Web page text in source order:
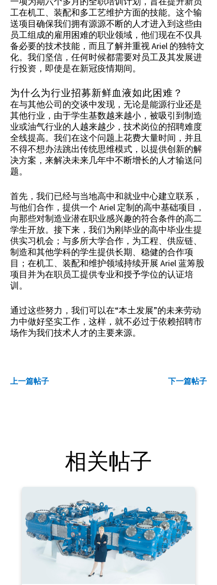
工在机工、装配和多工艺维护方面的技能。这个输
送项目确保我们拥有源源不断的人才进入到这些由
员工组成的雇用困难的职业领域，他们现在不仅具
备必要的技术技能，而且了解并重视 Ariel 的独特文
化。我们坚信，任何时候都需要对员工及其发展进
行投资，即使是在新冠疫情期间。
为什么为行业招募新鲜血液如此困难？
在与其他公司的交谈中发现，无论是能源行业还是
其他行业，由于学生基数越来越小，被吸引到制造
业或油气行业的人越来越少，技术岗位的招聘难度
全线提高。我们在这个问题上花费大量时间，并且
不得不想办法跳出传统思维模式，以提供创新的解
决方案，来解决未来几年中不断增长的人才输送问
题。
首先，我们已经与当地高中和就业中心建立联系，
与他们合作，提供一个 Ariel 定制的高中基础项目，
向那些对制造业潜在职业感兴趣的符合条件的高二
学生开放。接下来，我们为刚毕业的高中毕业生提
供实习机会；与多所大学合作，为工程、供应链、
制造和其他学科的学生提供长期、稳健的合作项
目；在机工、装配和维护领域持续开展 Ariel 蓝筹股
项目并为在职员工提供专业和授予学位的认证培
训。
通过这些努力，我们可以在“本土发展”的未来劳动
力中做好坚实工作，这样，就不必过于依赖招聘市
场作为我们技术人才的主要来源。
上一篇帖子 下一篇帖子
相关帖子